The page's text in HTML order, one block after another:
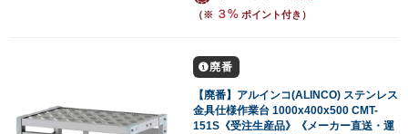
（※ ３% ポイント付き）
廃番
【廃番】アルインコ(ALINCO) ステンレス
金具仕様作業台 1000x400x500 CMT-
151S《受注生産品》《メーカー直送・運